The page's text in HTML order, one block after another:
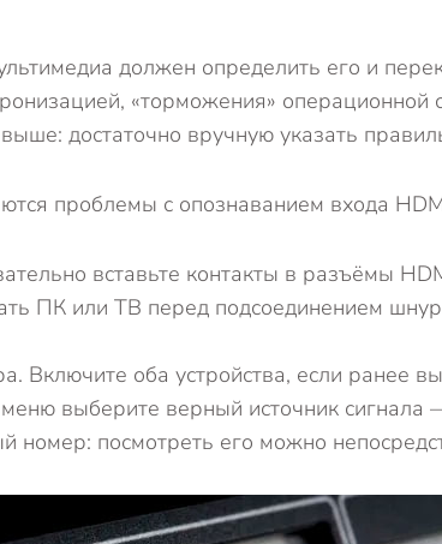
должен определить его и
«торможения» операционной
достаточно вручную указать
проблемы с опознаванием входа
вставьте контакты в разъёмы
ПК или ТВ перед подсоединением
Включите оба устройства, если ранее
выберите верный источник сигнала
номер: посмотреть его можно